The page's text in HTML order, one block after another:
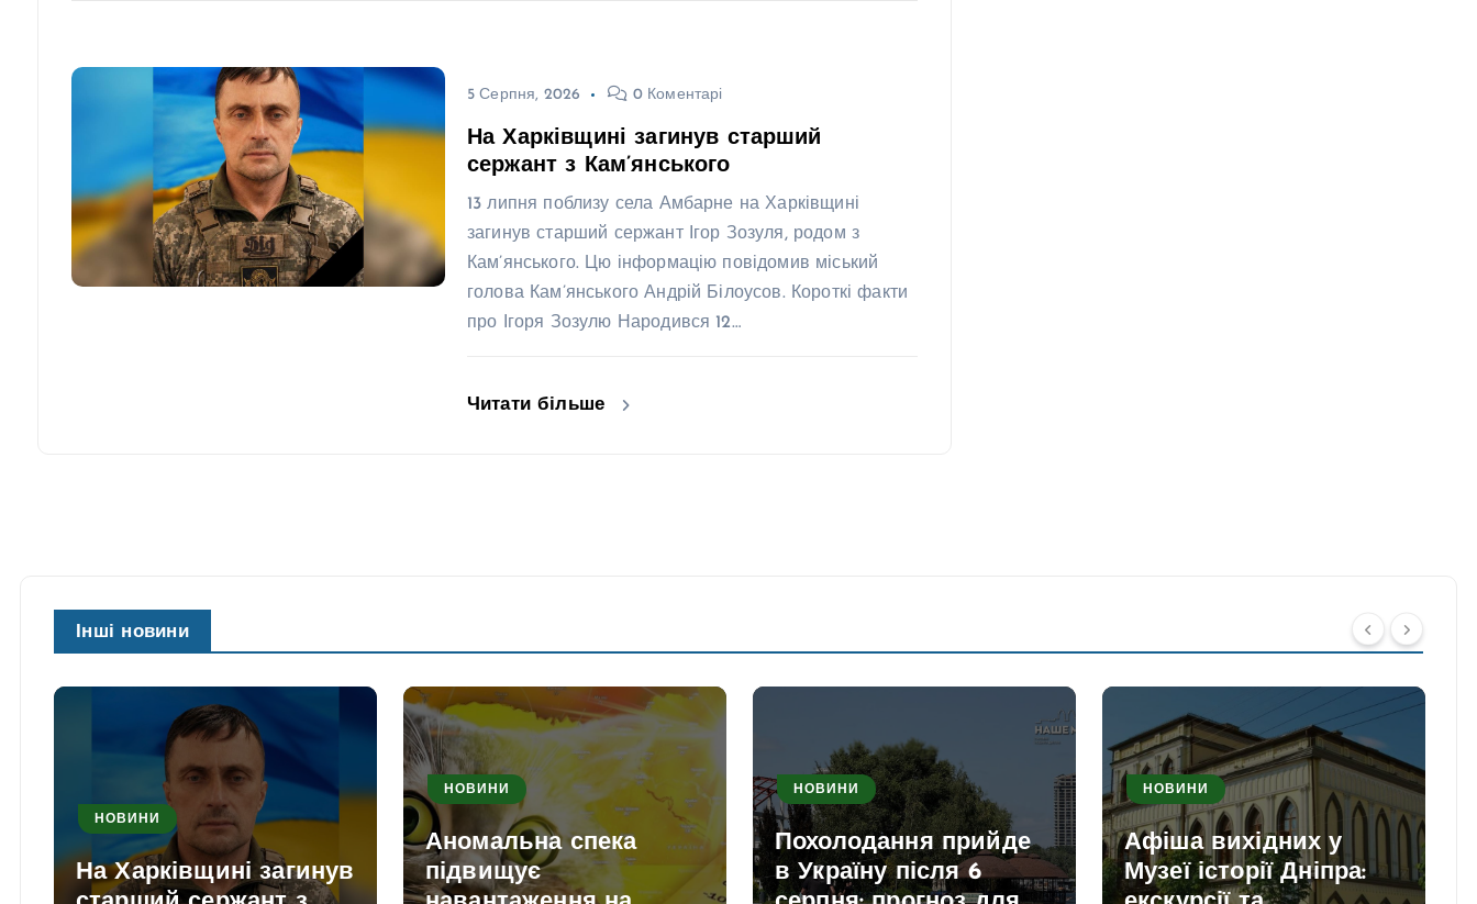
5 Серпня, 2026 0 Коментарі
На Харківщині загинув старший
сержант з Кам’янського
13 липня поблизу села Амбарне на Харківщині
загинув старший сержант Ігор Зозуля, родом з
Кам’янського. Цю інформацію повідомив міський
голова Кам’янського Андрій Білоусов. Короткі факти
про Ігоря Зозулю Народився 12…
Читати більше
Інші новини
НОВИНИ
На Харківщині загинув
НОВИНИ
Аномальна спека
підвищує
НОВИНИ
Похолодання прийде
в Україну після 6
НОВИНИ
Афіша вихідних у
Музеї історії Дніпра: